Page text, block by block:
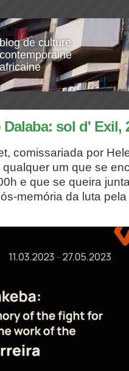
blog de culture
contemporaine
africaine
sol d' Exil,
comissariada por
um que se
e que se queira
memória da luta